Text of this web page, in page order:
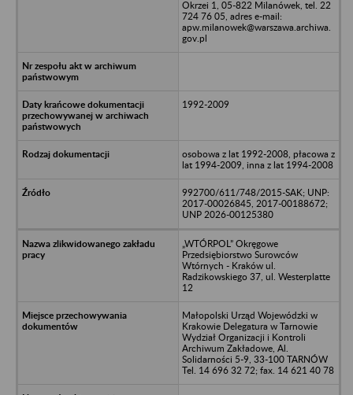
Okrzei 1, 05-822 Milanówek, tel. 22
724 76 05, adres e-mail:
apw.milanowek@warszawa.archiwa.
gov.pl
1992-2009
osobowa z lat 1992-2008, płacowa z
lat 1994-2009, inna z lat 1994-2008
992700/611/748/2015-SAK; UNP:
2017-00026845, 2017-00188672;
UNP 2026-00125380
„WTÓRPOL” Okręgowe
Przedsiębiorstwo Surowców
Wtórnych - Kraków ul.
Radzikowskiego 37, ul. Westerplatte
12
Małopolski Urząd Wojewódzki w
Krakowie Delegatura w Tarnowie
Wydział Organizacji i Kontroli
Archiwum Zakładowe, Al.
Solidarności 5-9, 33-100 TARNÓW
Tel. 14 696 32 72; fax. 14 621 40 78